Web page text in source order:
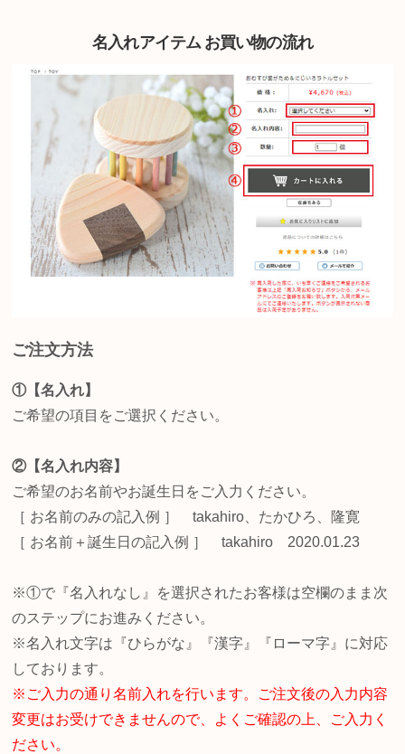
名入れアイテム お買い物の流れ
ご注文方法
①【名入れ】
ご希望の項目をご選択ください。
②【名入れ内容】
ご希望のお名前やお誕生日をご入力ください。
［ お名前のみの記入例 ］ takahiro、たかひろ、隆寛
［ お名前＋誕生日の記入例 ］ takahiro 2020.01.23
※①で『名入れなし』を選択されたお客様は空欄のまま次
のステップにお進みください。
※名入れ文字は『ひらがな』『漢字』『ローマ字』に対応
しております。
※ご入力の通り名前入れを行います。ご注文後の入力内容
変更はお受けできませんので、よくご確認の上、ご入力く
ださい。